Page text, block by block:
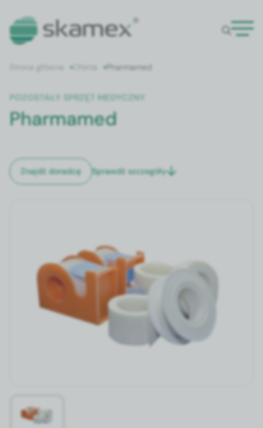
Oferta Pharmamed
POZOSTAŁY SPRZĘT MEDYCZNY
Pharmamed
Znajdź doradcę Sprawdź szczegóły